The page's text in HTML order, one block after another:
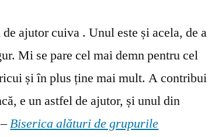
ajutor cuiva . Unul este și acela, de a
Mi se pare cel mai demn pentru cel
și în plus ține mai mult. A contribui
e un astfel de ajutor, și unul din
–Biserica alături de grupurile